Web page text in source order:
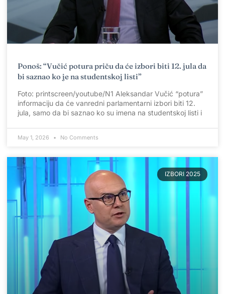
Ponoš: “Vučić potura priču da će izbori biti 12. jula da
bi saznao ko je na studentskoj listi”
Foto: printscreen/youtube/N1 Aleksandar Vučić “potura”
informaciju da će vanredni parlamentarni izbori biti 12.
jula, samo da bi saznao ko su imena na studentskoj listi i
May 1, 2026 No Comments
IZBORI 2025